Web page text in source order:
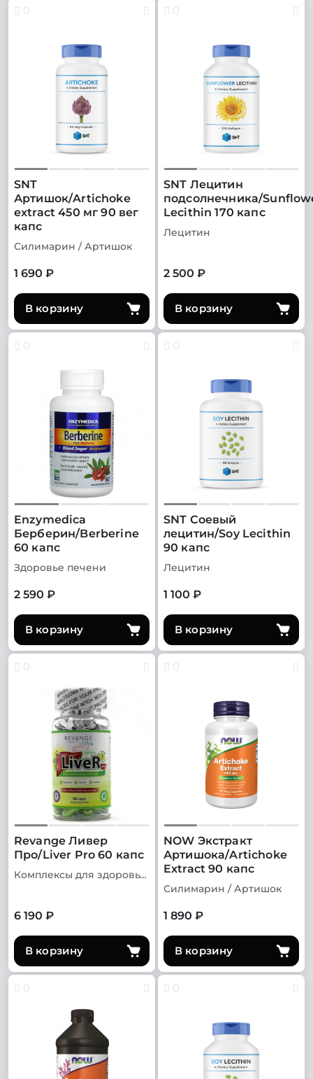
0
SNT
Артишок/Artichoke
extract 450 мг 90 вег
капс
Силимарин / Артишок
1 690 ₽
В корзину
0
SNT Лецитин
подсолнечника/
Lecithin 170 капс
Лецитин
2 500 ₽
В корзину
0
Enzymedica
Берберин/Berberine
60 капс
Здоровье печени
2 590 ₽
В корзину
0
SNT Соевый
лецитин/Soy Lecithin
90 капс
Лецитин
1 100 ₽
В корзину
0
Revange Ливер
Про/Liver Pro 60 капс
Комплексы для здоровья печени
6 190 ₽
В корзину
0
NOW Экстракт
Артишока/Artichoke
Extract 90 капс
Силимарин / Артишок
1 890 ₽
В корзину
0 0